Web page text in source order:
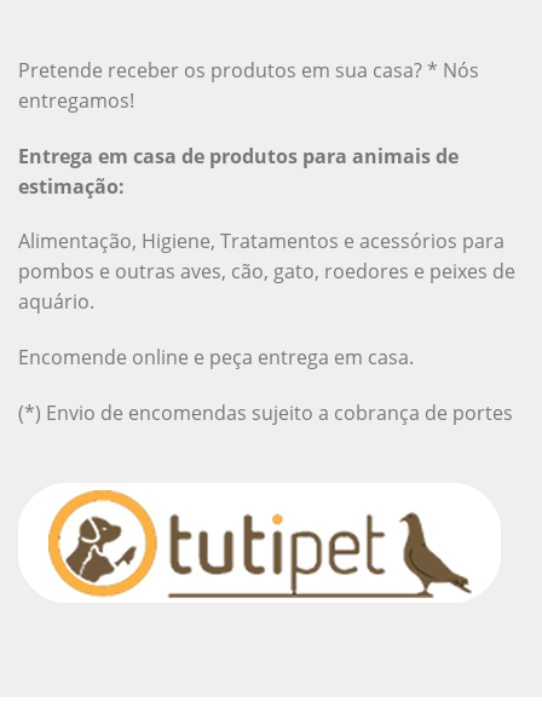
Pretende receber os produtos em sua casa? * Nós
entregamos!
Entrega em casa de produtos para animais de
estimação:
Alimentação, Higiene, Tratamentos e acessórios para
pombos e outras aves, cão, gato, roedores e peixes de
aquário.
Encomende online e peça entrega em casa.
(*) Envio de encomendas sujeito a cobrança de portes